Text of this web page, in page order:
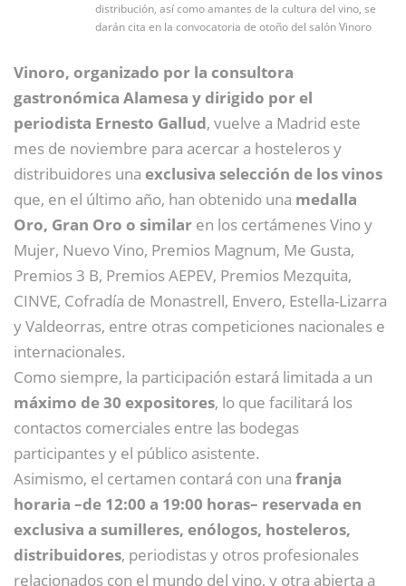
distribución, así como amantes de la cultura del vino, se
darán cita en la convocatoria de otoño del salón Vinoro
Vinoro, organizado por la consultora
gastronómica Alamesa y dirigido por el
periodista Ernesto Gallud, vuelve a Madrid este
mes de noviembre para acercar a hosteleros y
distribuidores una exclusiva selección de los vinos
que, en el último año, han obtenido una medalla
Oro, Gran Oro o similar en los certámenes Vino y
Mujer, Nuevo Vino, Premios Magnum, Me Gusta,
Premios 3 B, Premios AEPEV, Premios Mezquita,
CINVE, Cofradía de Monastrell, Envero, Estella-Lizarra
y Valdeorras, entre otras competiciones nacionales e
internacionales.
Como siempre, la participación estará limitada a un
máximo de 30 expositores, lo que facilitará los
contactos comerciales entre las bodegas
participantes y el público asistente.
Asimismo, el certamen contará con una franja
horaria –de 12:00 a 19:00 horas– reservada en
exclusiva a sumilleres, enólogos, hosteleros,
distribuidores, periodistas y otros profesionales
relacionados con el mundo del vino, y otra abierta a